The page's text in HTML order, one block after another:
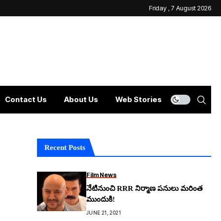
Friday , 7 August 2026
Contact Us About Us Web Stories
Recent Posts
Film News
నేటినుంచి RRR నిర్మాణ పనులు మరింత
ముందుకి!
JUNE 21, 2021